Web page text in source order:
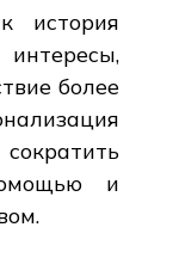
история
более
и